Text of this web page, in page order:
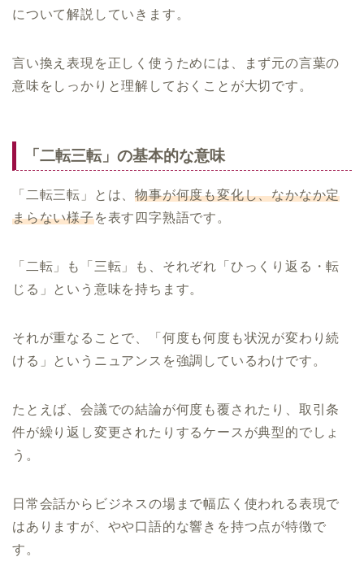
について解説していきます。
言い換え表現を正しく使うためには、まず元の言葉の
意味をしっかりと理解しておくことが大切です。
「二転三転」の基本的な意味
「二転三転」とは、物事が何度も変化し、なかなか定
まらない様子を表す四字熟語です。
「二転」も「三転」も、それぞれ「ひっくり返る・転
じる」という意味を持ちます。
それが重なることで、「何度も何度も状況が変わり続
ける」というニュアンスを強調しているわけです。
たとえば、会議での結論が何度も覆されたり、取引条
件が繰り返し変更されたりするケースが典型的でしょ
う。
日常会話からビジネスの場まで幅広く使われる表現で
はありますが、やや口語的な響きを持つ点が特徴で
す。